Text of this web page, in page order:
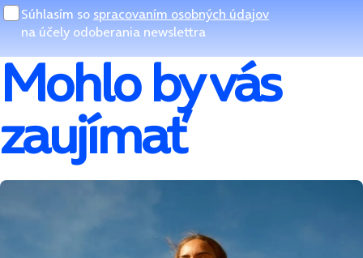
Súhlasím so spracovaním osobných údajov
na účely odoberania newslettra
Mohlo by vás
zaujímať